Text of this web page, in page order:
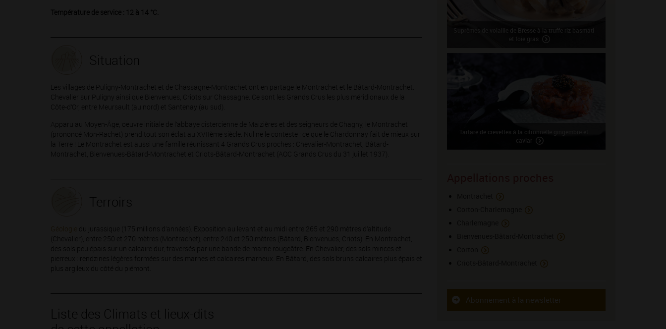
Température de service : 12 à 14 °C.
Situation
Les villages de Puligny-Montrachet et de Chassagne-Montrachet ont en partage le Montrachet et le Bâtard-Montrachet.
Chevalier sur Puligny ainsi que Bienvenues, Criots sur Chassagne. Ce sont les Grands Crus les plus méridionaux de la
Côte-d’Or, entre Meursault (au nord) et Santenay (au sud).
Apparu au Moyen-Âge, oeuvre initiale de l’abbaye cistercienne de Maizières et des seigneurs de Chagny, le Montrachet
(prononcé Mon-Rachet) prend tout son éclat au XVIIème siècle. Nul ne le conteste : ce que le Chardonnay fait de mieux sur
la Terre ! Le Montrachet est aussi une famille réunissant 4 Grands Crus proches : Chevalier-Montrachet, Bâtard-
Montrachet, Bienvenues-Bâtard-Montrachet et Criots-Bâtard-Montrachet (AOC Grands Crus du 31 juillet 1937).
Terroirs
Géologie du jurassique (175 millions d’années). Exposition au levant et au midi entre 265 et 290 mètres d’altitude
(Chevalier), entre 250 et 270 mètres (Montrachet), entre 240 et 250 mètres (Bâtard, Bienvenues, Criots). En Montrachet,
des sols peu épais sur un calcaire dur, traversés par une bande de marne rougeâtre. En Chevalier, des sols minces et
pierreux : rendzines légères formées sur des marnes et calcaires marneux. En Bâtard, des sols bruns calcaires plus épais et
plus argileux du côté du piémont.
Liste des Climats et lieux-dits
Suprêmes de volaille de Bresse à la truffe riz basmati
et foie gras
Tartare de crevettes à la citronnelle gingembre et
caviar
Abonnement à la newsletter